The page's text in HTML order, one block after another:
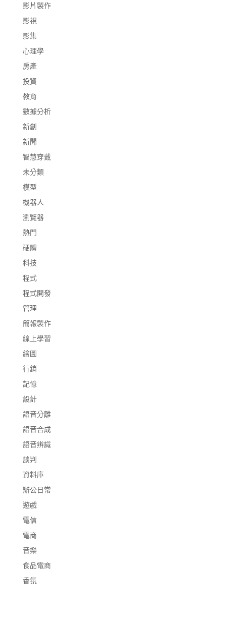
影片製作
影視
影集
心理學
房產
投資
教育
數據分析
新創
新聞
智慧穿戴
未分類
模型
機器人
瀏覽器
熱門
硬體
科技
程式
程式開發
管理
簡報製作
線上學習
繪圖
行銷
記憶
設計
語音分離
語音合成
語音辨識
談判
資料庫
辦公日常
遊戲
電信
電商
音樂
食品電商
香氛